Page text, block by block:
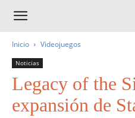
Inicio Videojuegos
Noticias
Legacy of the
expansión de